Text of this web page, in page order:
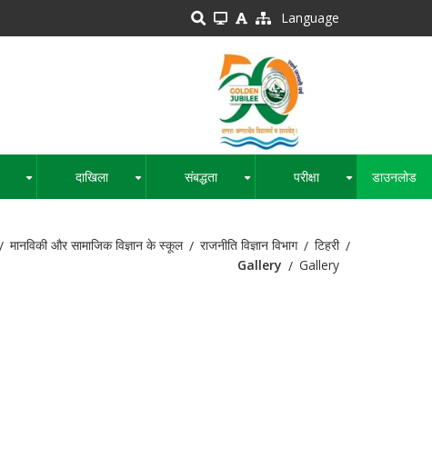
Language
दाखिला संबद्धता परीक्षा डाउनलोड
मानविकी और सामाजिक विज्ञान के स्कूल राजनीति विज्ञान विभाग
टिहरी
Gallery
Gallery